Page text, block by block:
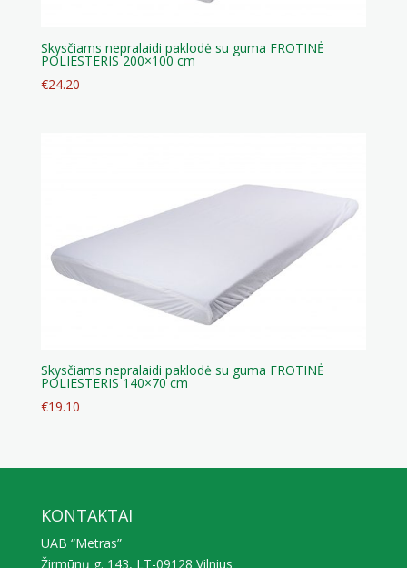
Skysčiams nepralaidi paklodė su guma FROTINĖ
POLIESTERIS 200×100 cm
€24.20
Skysčiams nepralaidi paklodė su guma FROTINĖ
POLIESTERIS 140×70 cm
€19.10
KONTAKTAI
UAB “Metras”
Žirmūnų g. 143, LT-09128 Vilnius